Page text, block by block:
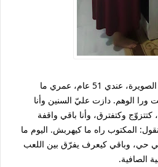
أنا اسمي خديجة، مغربية من الصويرة، عندي 51 عام، عمري ما
الوهم. دازت عليّ السنين وأنا
وكتفترق، وأنا باقي واقفة
المكتوب راه ما كيهربش. اليوم ما
حي، وباقي كيعرف يفرّق بين اللعب
الصافية.